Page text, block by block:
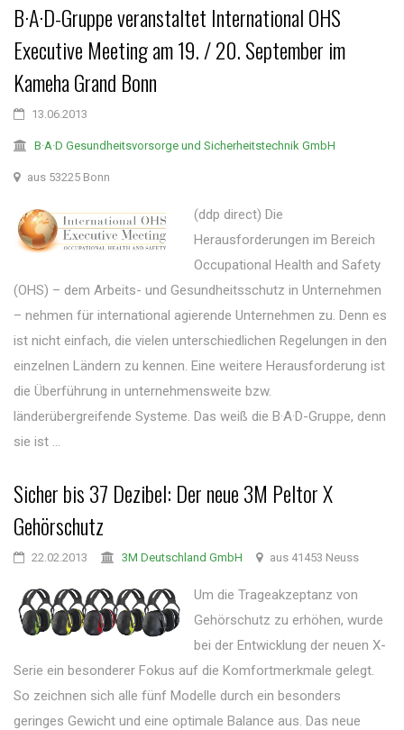
B·A·D-Gruppe veranstaltet International OHS
Executive Meeting am 19. / 20. September im
Kameha Grand Bonn
13.06.2013
B·A·D Gesundheitsvorsorge und Sicherheitstechnik GmbH
aus 53225 Bonn
(ddp direct) Die
Herausforderungen im Bereich
Occupational Health and Safety
(OHS) – dem Arbeits- und Gesundheitsschutz in Unternehmen
– nehmen für international agierende Unternehmen zu. Denn es
ist nicht einfach, die vielen unterschiedlichen Regelungen in den
einzelnen Ländern zu kennen. Eine weitere Herausforderung ist
die Überführung in unternehmensweite bzw.
länderübergreifende Systeme. Das weiß die B·A·D-Gruppe, denn
sie ist ...
Sicher bis 37 Dezibel: Der neue 3M Peltor X
Gehörschutz
22.02.2013 3M Deutschland GmbH aus 41453 Neuss
Um die Trageakzeptanz von
Gehörschutz zu erhöhen, wurde
bei der Entwicklung der neuen X-
Serie ein besonderer Fokus auf die Komfortmerkmale gelegt.
So zeichnen sich alle fünf Modelle durch ein besonders
geringes Gewicht und eine optimale Balance aus. Das neue